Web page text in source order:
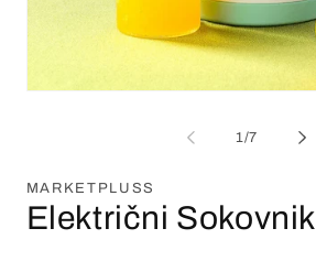
1 /7
MARKETPLUSS
Električni Sokovnik